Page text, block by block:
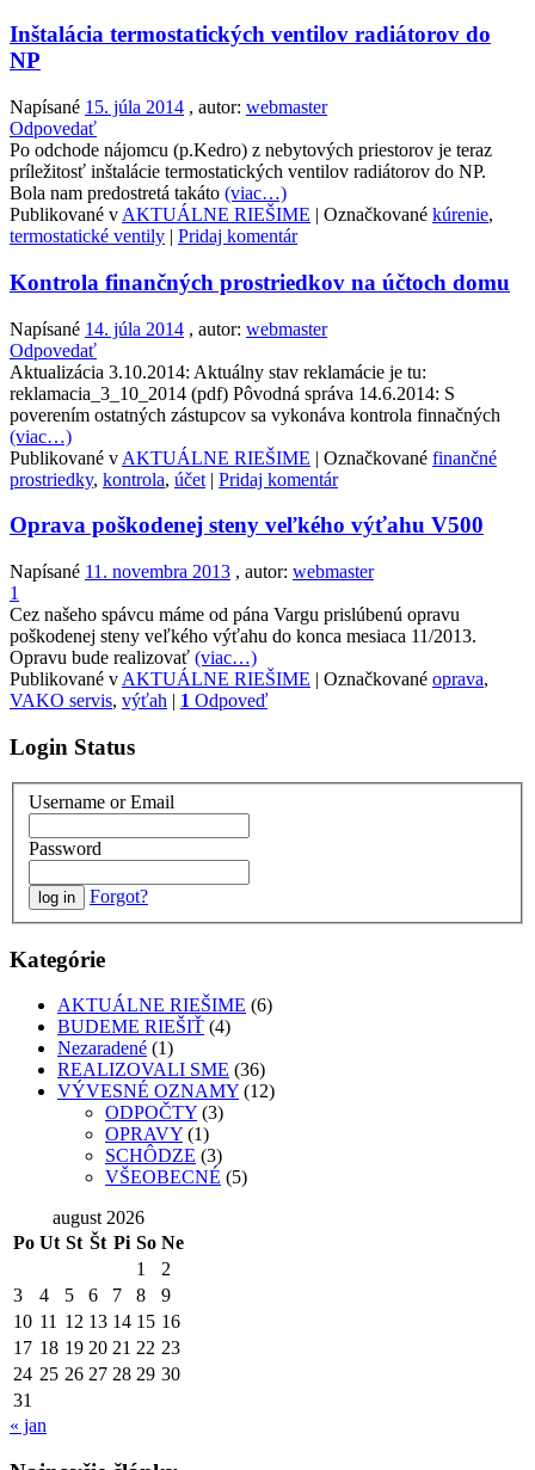
Inštalácia termostatických ventilov radiátorov do
NP
Napísané 15. júla 2014 , autor: webmaster
Odpovedať
Po odchode nájomcu (p.Kedro) z nebytových priestorov je teraz
príležitosť inštalácie termostatických ventilov radiátorov do NP.
Bola nam predostretá takáto (viac…)
Publikované v AKTUÁLNE RIEŠIME | Označkované kúrenie,
termostatické ventily | Pridaj komentár
Kontrola finančných prostriedkov na účtoch domu
Napísané 14. júla 2014 , autor: webmaster
Odpovedať
Aktualizácia 3.10.2014: Aktuálny stav reklamácie je tu:
reklamacia_3_10_2014 (pdf) Pôvodná správa 14.6.2014: S
poverením ostatných zástupcov sa vykonáva kontrola finnačných
(viac…)
Publikované v AKTUÁLNE RIEŠIME | Označkované finančné
prostriedky, kontrola, účet | Pridaj komentár
Oprava poškodenej steny veľkého výťahu V500
Napísané 11. novembra 2013 , autor: webmaster
1
Cez našeho spávcu máme od pána Vargu prislúbenú opravu
poškodenej steny veľkého výťahu do konca mesiaca 11/2013.
Opravu bude realizovať (viac…)
Publikované v AKTUÁLNE RIEŠIME | Označkované oprava,
VAKO servis, výťah | 1 Odpoveď
Login Status
Username or Email
Password
Forgot?
Kategórie
AKTUÁLNE RIEŠIME (6)
BUDEME RIEŠIŤ (4)
Nezaradené (1)
REALIZOVALI SME (36)
VÝVESNÉ OZNAMY (12)
ODPOČTY (3)
OPRAVY (1)
SCHÔDZE (3)
VŠEOBECNÉ (5)
august 2026
Po Ut St Št Pi So Ne
1
2
3
4 5 6 7 8
9
10 11 12 13 14 15 16
17 18 19 20 21 22 23
24 25 26 27 28 29 30
31
« jan